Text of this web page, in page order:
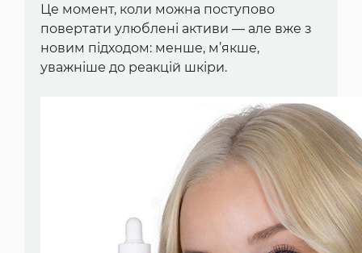
Це момент, коли можна поступово
повертати улюблені активи — але вже з
новим підходом: менше, м’якше,
уважніше до реакцій шкіри.